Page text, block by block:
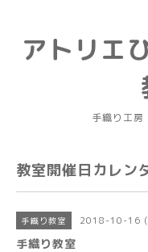
アトリエ
手織り工
教室開催日カレン
手織り教室 2018-10-16 (
手織り教室